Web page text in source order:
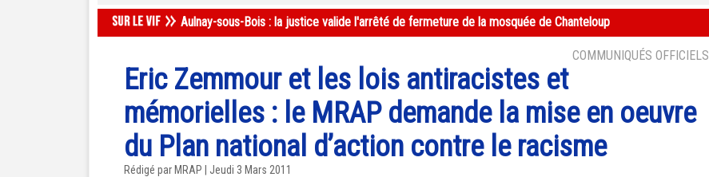
Aulnay-sous-Bois : la justice valide l'arrêté de fermeture de la mosquée de Chanteloup
COMMUNIQUÉS OFFICIELS
Eric Zemmour et les lois antiracistes et
mémorielles : le MRAP demande la mise en oeuvre
du Plan national d’action contre le racisme
Rédigé par MRAP | Jeudi 3 Mars 2011